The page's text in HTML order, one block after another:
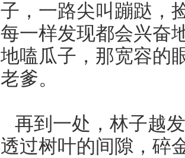
子，一路尖叫蹦跶，
每一样发现都会兴奋
地嗑瓜子，那宽容的
老爹。
再到一处，林子越
透过树叶的间隙，碎